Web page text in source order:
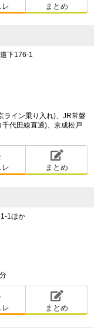
まとめ
下176-1
ライン乗り入れ)、JR常磐
代田線直通)、京成松戸
まとめ
1ほか
まとめ